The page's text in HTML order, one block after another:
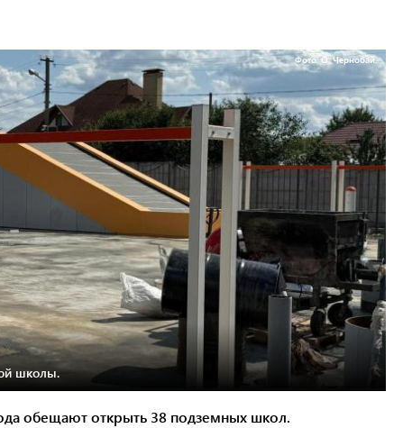
Фото: О. Чернобай.
школы.
обещают открыть 38 подземных школ.